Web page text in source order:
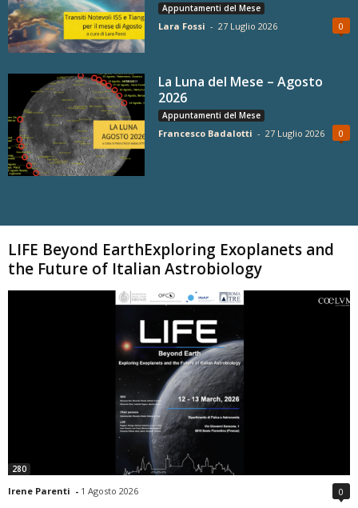
Appuntamenti del Mese
Lara Fossi - 27 Luglio 2026 0
La Luna del Mese – Agosto
2026
Appuntamenti del Mese
Francesco Badalotti - 27 Luglio 2026 0
LIFE Beyond EarthExploring Exoplanets and
the Future of Italian Astrobiology
280
Irene Parenti - 1 Agosto 2026 0